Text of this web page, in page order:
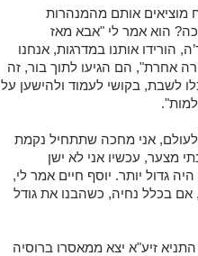
אותם מהמנהרות
הוא אמר לי "אבא מאז
אותנו במדרגות, אנחנו
אחרת", הם הגיעו לתוך בור, זה
לשבת, בקושי לעמוד ולהישען על
אני מחכה שתתחיל נקמת
מצער, עכשיו אני לא ישן
גדול יותר. יוסף חיים אמר לי,
שנהיה פה חמש או 10 שנים, אם בכלל נחיה, כשהבנו את גודל
זיע"א יצא ממאסרו ברוסיה